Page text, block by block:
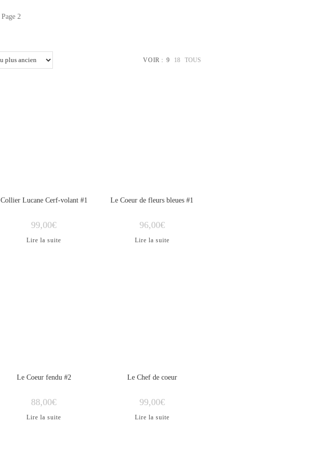
Page 2
VOIR : 9 18 TOUS
Collier Lucane Cerf-volant #1
99,00€
Lire la suite
Le Coeur de fleurs bleues #1
96,00€
Lire la suite
Le Coeur fendu #2
88,00€
Lire la suite
Le Chef de coeur
99,00€
Lire la suite